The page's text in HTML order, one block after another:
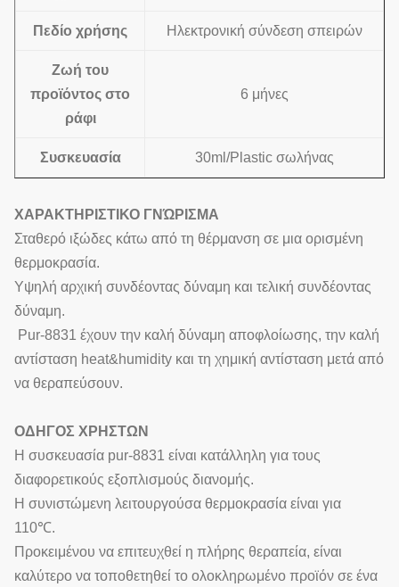
Πεδίο χρήσης Ηλεκτρονική σύνδεση σπειρών
Ζωή του
προϊόντος στο
ράφι
6 μήνες
Συσκευασία 30ml/Plastic σωλήνας
ΧΑΡΑΚΤΗΡΙΣΤΙΚΟ ΓΝΏΡΙΣΜΑ
Σταθερό ιξώδες κάτω από τη θέρμανση σε μια ορισμένη
θερμοκρασία.
Υψηλή αρχική συνδέοντας δύναμη και τελική συνδέοντας
δύναμη.
Pur-8831 έχουν την καλή δύναμη αποφλοίωσης, την καλή
αντίσταση heat&humidity και τη χημική αντίσταση μετά από
να θεραπεύσουν.
ΟΔΗΓΟΣ ΧΡΗΣΤΩΝ
Η συσκευασία pur-8831 είναι κατάλληλη για τους
διαφορετικούς εξοπλισμούς διανομής.
Η συνιστώμενη λειτουργούσα θερμοκρασία είναι για
110℃.
Προκειμένου να επιτευχθεί η πλήρης θεραπεία, είναι
καλύτερο να τοποθετηθεί το ολοκληρωμένο προϊόν σε ένα